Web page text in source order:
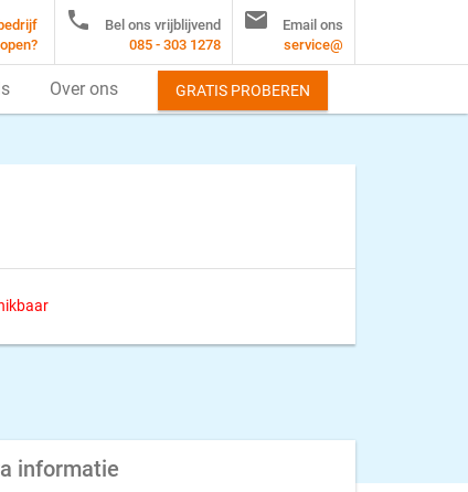
informatie

Bel ons vrijblijvend
085 - 303 1278

Email ons
service@
Over ons GRATIS PROBEREN